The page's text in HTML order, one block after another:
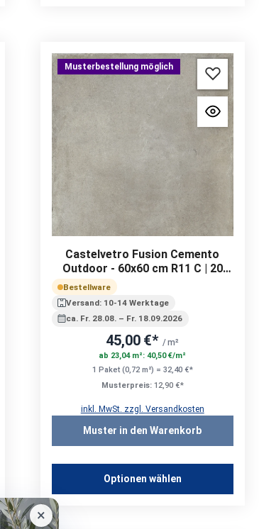
×
Musterbestellung möglich
Castelvetro Fusion Cemento
Outdoor - 60x60 cm R11 C | 20
Bestellware
Versand: 10-14 Werktage
ca. Fr. 28.08. – Fr. 18.09.2026
45,00 €* / m²
ab 23,04 m²: 40,50 €/m²
1 Paket (0,72 m²) = 32,40 €*
Musterpreis: 12,90 €*
inkl. MwSt. zzgl. Versandkosten
Muster in den Warenkorb
Optionen wählen